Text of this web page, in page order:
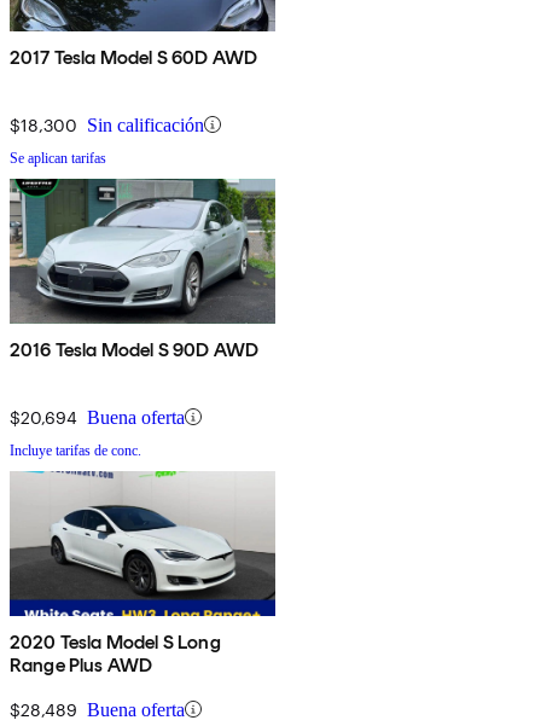
2017 Tesla Model S 60D AWD
$18,300 Sin calificación
Se aplican tarifas
2016 Tesla Model S 90D AWD
$20,694 Buena oferta
Incluye tarifas de conc.
2020 Tesla Model S Long
Range Plus AWD
$28,489 Buena oferta